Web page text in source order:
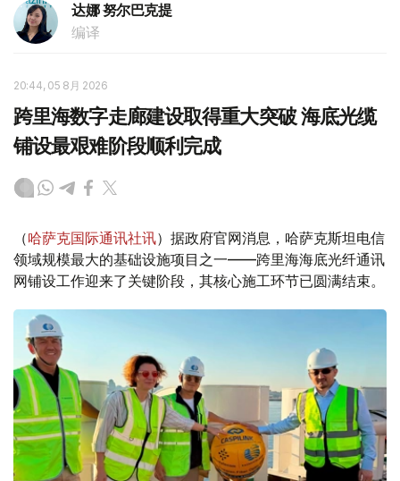
达娜 努尔巴克提
编译
20:44, 05 8月 2026
跨里海数字走廊建设取得重大突破 海底光缆
铺设最艰难阶段顺利完成
（哈萨克国际通讯社讯）据政府官网消息，哈萨克斯坦电信
领域规模最大的基础设施项目之一——跨里海海底光纤通讯
网铺设工作迎来了关键阶段，其核心施工环节已圆满结束。